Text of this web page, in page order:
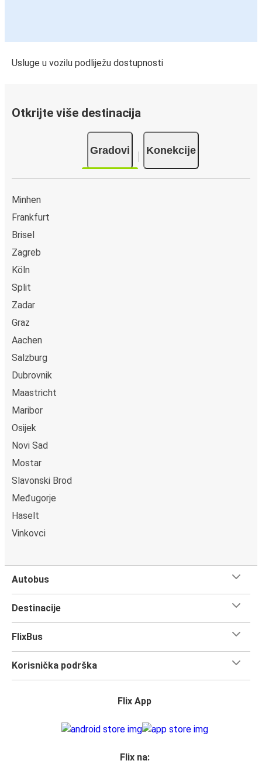
Usluge u vozilu podliježu dostupnosti
Otkrijte više destinacija
Gradovi Konekcije
Minhen
Frankfurt
Brisel
Zagreb
Köln
Split
Zadar
Graz
Aachen
Salzburg
Dubrovnik
Maastricht
Maribor
Osijek
Novi Sad
Mostar
Slavonski Brod
Međugorje
Haselt
Vinkovci
Autobus
Destinacije
FlixBus
Korisnička podrška
Flix App
Flix na: